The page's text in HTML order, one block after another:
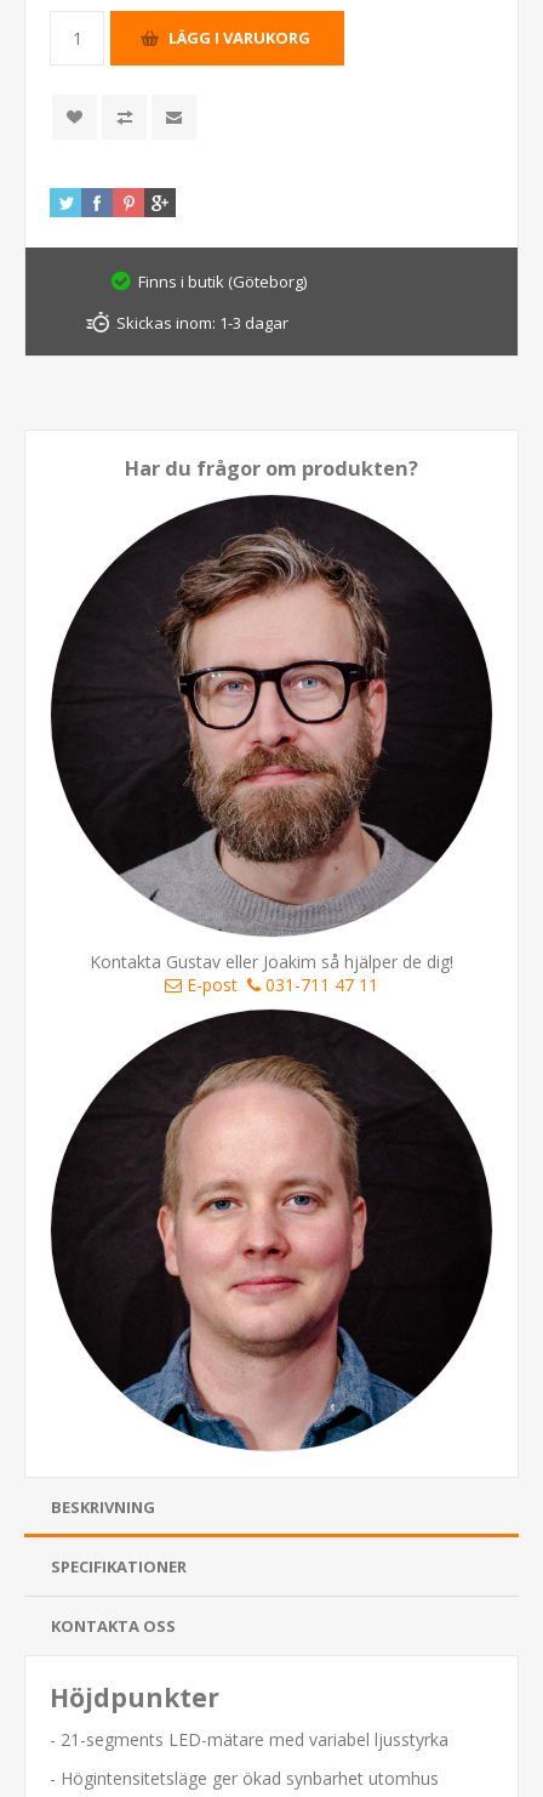
Finns i butik (Göteborg)
Skickas inom: 1-3 dagar
Har du frågor om produkten?
Kontakta Gustav eller Joakim så hjälper de dig!
E-post
031-711 47 11
BESKRIVNING
SPECIFIKATIONER
KONTAKTA OSS
Höjdpunkter
- 21-segments LED-mätare med variabel ljusstyrka
- Högintensitetsläge ger ökad synbarhet utomhus